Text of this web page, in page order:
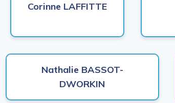
Corinne LAFFITTE
Nathalie BASSOT-
DWORKIN